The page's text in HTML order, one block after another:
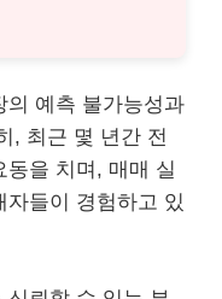
의 예측 불가능성과
, 최근 몇 년간 전
동을 치며, 매매 실
들이 경험하고 있